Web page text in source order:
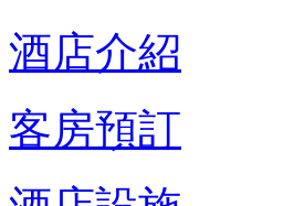
酒店介紹
客房預訂